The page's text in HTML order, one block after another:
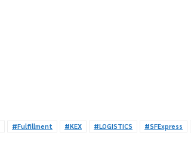
#Fulfillment #KEX #LOGISTICS #SFExpress